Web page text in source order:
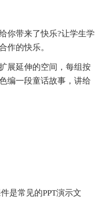
带来了快乐?让学生学
作的快乐。
延伸的空间，每组按
编一段童话故事，讲给
常见的PPT演示文